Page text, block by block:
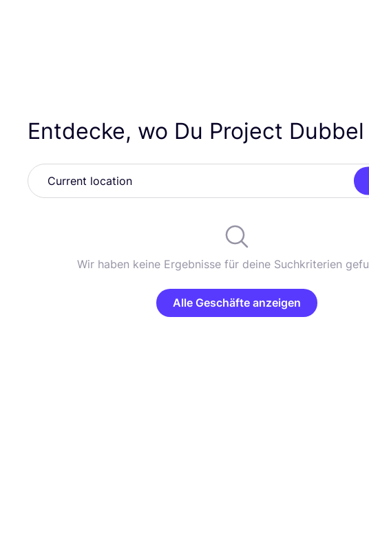
Entdecke, wo Du Project
Wir haben keine Ergebnisse für deine Suchkriterien
Alle Geschäfte anzeigen